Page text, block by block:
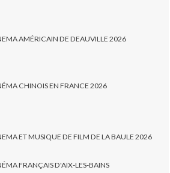
AMÉRICAIN DE DEAUVILLE 2026
CHINOIS EN FRANCE 2026
ET MUSIQUE DE FILM DE LA BAULE 2026
FRANÇAIS D'AIX-LES-BAINS